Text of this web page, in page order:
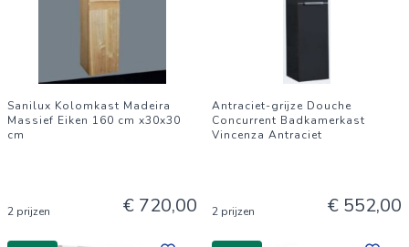
Sanilux Kolomkast Madeira
Massief Eiken 160 cm x30x30
cm
2 prijzen € 720,00
Antraciet-grijze Douche
Concurrent Badkamerkast
Vincenza Antraciet
2 prijzen € 552,00